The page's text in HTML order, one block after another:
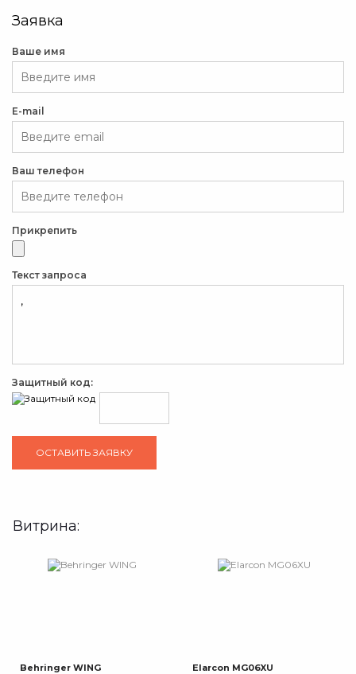
Заявка
Ваше имя
E-mail
Ваш телефон
Прикрепить
Текст запроса
Защитный код:
Витрина:
Behringer WING Elarcon MG06XU